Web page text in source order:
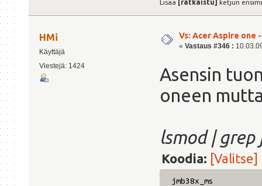
Lisää [ratkaistu] ketjun
HMi
Käyttäjä
Viestejä: 1424
Vs: Acer Aspire one
« Vastaus #346 :
Asensin
oneen
lsmod | grep
Koodia: [Valitse]
jmb38x_ms